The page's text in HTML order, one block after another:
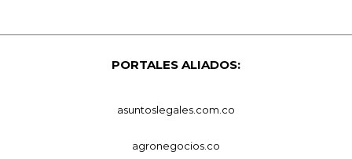
PORTALES ALIADOS:
asuntoslegales.com.co
agronegocios.co